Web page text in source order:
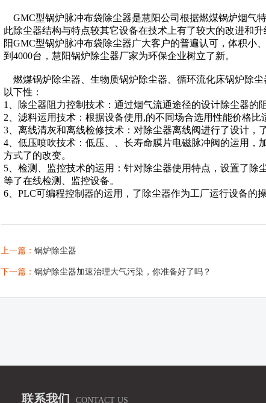
GMC型锅炉脉冲布袋除尘器是慧阳公司根据燃煤锅炉烟气
此除尘器结构与特点较其它设备在技术上有了较大的改进和
阳GMC型锅炉脉冲布袋除尘器广大客户的普遍认可，体积小
到4000台，慧阳锅炉除尘器厂家为环保企业树立了新。
燃煤锅炉除尘器、生物质锅炉除尘器、循环流化床锅炉除
以下性：
1、除尘器阻力控制技术：通过烟气流通途径的设计除尘器的
2、滤料运用技术：根据设备使用,的不同场合选用性能价格比
3、离线清灰和离线检修技术：对除尘器离线阀进行了设计，
4、低压喷吹技术：低压、、长寿命膜片电磁脉冲阀的运用
方式了的改变。
5、检测、监控技术的运用：针对除尘器使用特点，设置了除
等了在线检测、监控设备。
6、PLC可编程控制器的运用，了除尘器作为工厂运行设备的操
上一篇： 锅炉除尘器
下一篇： 锅炉除尘器加速治理大气污染，你准备好了吗？
联系我们 CONTACT US